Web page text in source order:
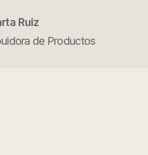
Ruiz
de Productos